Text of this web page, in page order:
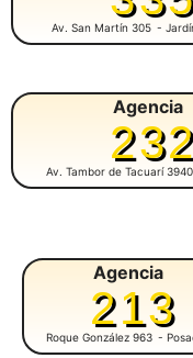
Av. San Martín 305 -
Agencia
232
Av. Tambor de Tacuarí 3940
Agencia
213
Roque González 963 -